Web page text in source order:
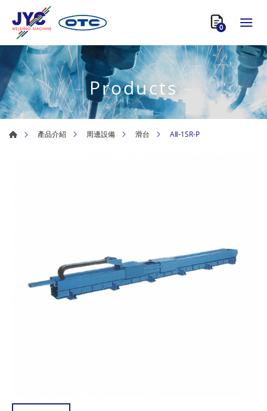
0
Products
產品介紹 周邊設備 滑台 AⅡ-1SR-P